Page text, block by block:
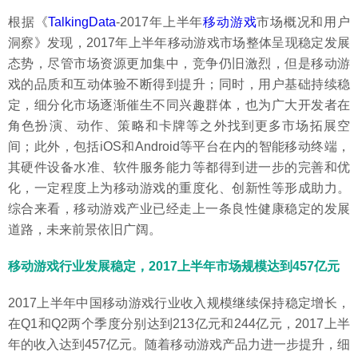
根据《TalkingData-2017年上半年移动游戏市场概况和用户
洞察》发现，2017年上半年移动游戏市场整体呈现稳定发展
态势，尽管市场资源更加集中，竞争仍旧激烈，但是移动游
戏的品质和互动体验不断得到提升；同时，用户基础持续稳
定，细分化市场逐渐催生不同兴趣群体，也为广大开发者在
角色扮演、动作、策略和卡牌等之外找到更多市场拓展空
间；此外，包括iOS和Android等平台在内的智能移动终端，
其硬件设备水准、软件服务能力等都得到进一步的完善和优
化，一定程度上为移动游戏的重度化、创新性等形成助力。
综合来看，移动游戏产业已经走上一条良性健康稳定的发展
道路，未来前景依旧广阔。
移动游戏行业发展稳定，2017上半年市场规模达到457亿元
2017上半年中国移动游戏行业收入规模继续保持稳定增长，
在Q1和Q2两个季度分别达到213亿元和244亿元，2017上半
年的收入达到457亿元。随着移动游戏产品力进一步提升，细